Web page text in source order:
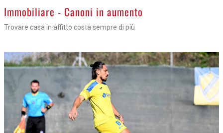
>Immobiliare - Canoni in aumento
Trovare casa in affitto costa sempre di più